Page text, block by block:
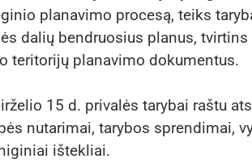
planavimo procesą, teiks
dalių bendruosius planus,
teritorijų planavimo dokumentus.
15 d. privalės tarybai raštu
nutarimai, tarybos sprendimai,
ištekliai.